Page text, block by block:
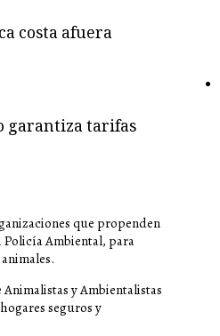
costa afuera
garantiza tarifas
que propenden
Policía Ambiental, para
y Ambientalistas
seguros y